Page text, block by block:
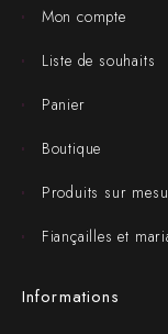
Mon compte
Liste de souhaits
Panier
Boutique
Produits sur
Fiançailles et
Informations